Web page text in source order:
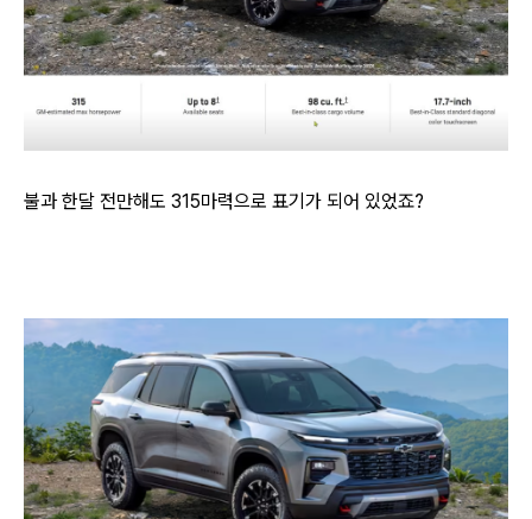
불과 한달 전만해도 315마력으로 표기가 되어 있었죠?